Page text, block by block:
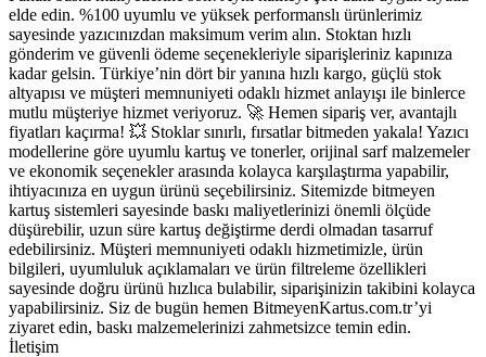
elde edin. %100 uyumlu ve yüksek performanslı ürünlerimiz
sayesinde yazıcınızdan maksimum verim alın. Stoktan hızlı
gönderim ve güvenli ödeme seçenekleriyle siparişleriniz kapınıza
kadar gelsin. Türkiye’nin dört bir yanına hızlı kargo, güçlü stok
altyapısı ve müşteri memnuniyeti odaklı hizmet anlayışı ile binlerce
mutlu müşteriye hizmet veriyoruz. 🚀 Hemen sipariş ver, avantajlı
fiyatları kaçırma! 💥 Stoklar sınırlı, fırsatlar bitmeden yakala! Yazıcı
modellerine göre uyumlu kartuş ve tonerler, orijinal sarf malzemeler
ve ekonomik seçenekler arasında kolayca karşılaştırma yapabilir,
ihtiyacınıza en uygun ürünü seçebilirsiniz. Sitemizde bitmeyen
kartuş sistemleri sayesinde baskı maliyetlerinizi önemli ölçüde
düşürebilir, uzun süre kartuş değiştirme derdi olmadan tasarruf
edebilirsiniz. Müşteri memnuniyeti odaklı hizmetimizle, ürün
bilgileri, uyumluluk açıklamaları ve ürün filtreleme özellikleri
sayesinde doğru ürünü hızlıca bulabilir, siparişinizin takibini kolayca
yapabilirsiniz. Siz de bugün hemen BitmeyenKartus.com.tr’yi
ziyaret edin, baskı malzemelerinizi zahmetsizce temin edin.
İletişim